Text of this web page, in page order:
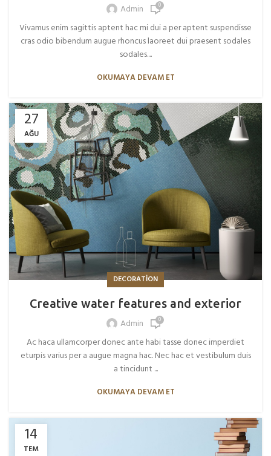
Admin
0
Vivamus enim sagittis aptent hac mi dui a per aptent suspendisse
cras odio bibendum augue rhoncus laoreet dui praesent sodales
sodales....
OKUMAYA DEVAM ET
27
AĞU
DECORATION
Creative water features and exterior
Admin
0
Ac haca ullamcorper donec ante habi tasse donec imperdiet
eturpis varius per a augue magna hac. Nec hac et vestibulum duis
a tincidunt ...
OKUMAYA DEVAM ET
14
TEM